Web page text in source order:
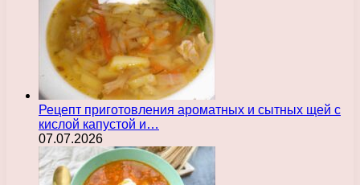
Рецепт приготовления ароматных и сытных щей с
кислой капустой и…
07.07.2026